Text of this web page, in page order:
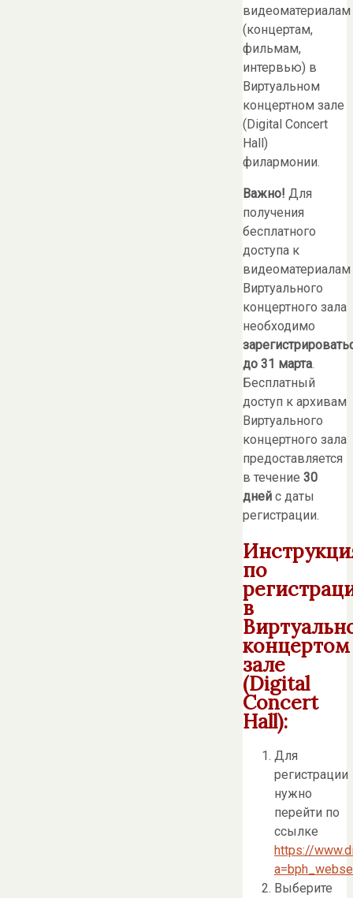
видеоматериалам
(концертам,
фильмам,
интервью) в
Виртуальном
концертном зале
(Digital Concert
Hall)
филармонии.
Важно! Для
получения
бесплатного
доступа к
видеоматериалам
Виртуального
концертного зала
необходимо
до 31 марта.
Бесплатный
доступ к архивам
Виртуального
концертного зала
предоставляется
в течение 30
дней с даты
регистрации.
по
в
концертом
зале
(Digital
Concert
Hall):
Для
регистрации
нужно
перейти по
ссылке
https://
Выберите